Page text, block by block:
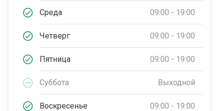
Среда 09:00 - 19:00
Четверг 09:00 - 19:00
Пятница 09:00 - 19:00
Суббота Выходной
Воскресенье 09:00 - 19:00